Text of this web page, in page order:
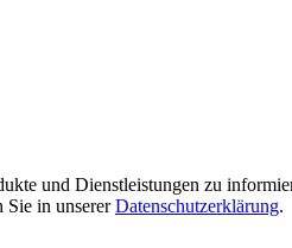
und Dienstleistungen zu
Sie in unsererDatenschutzerklärung.